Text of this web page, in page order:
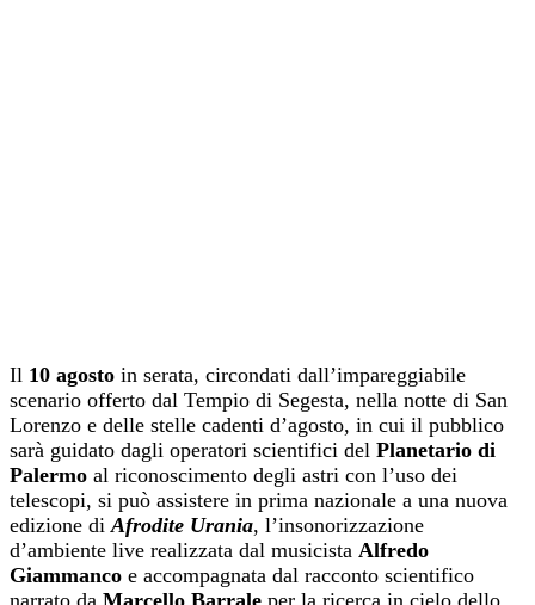
Il 10 agosto in serata, circondati dall’impareggiabile
scenario offerto dal Tempio di Segesta, nella notte di San
Lorenzo e delle stelle cadenti d’agosto, in cui il pubblico
sarà guidato dagli operatori scientifici del Planetario di
Palermo al riconoscimento degli astri con l’uso dei
telescopi, si può assistere in prima nazionale a una nuova
edizione di Afrodite Urania, l’insonorizzazione
d’ambiente live realizzata dal musicista Alfredo
Giammanco e accompagnata dal racconto scientifico
narrato da Marcello Barrale per la ricerca in cielo dello